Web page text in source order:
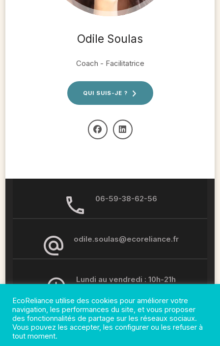
Odile Soulas
Coach - Facilitatrice
QUI SUIS-JE ?
06-59-38-62-56
odile.soulas@ecoreliance.fr
Lundi au vendredi : 10h-21h
EcoReliance utilise des cookies pour améliorer votre
navigation, les performances du site, et vous proposer
des fonctionnalités de partage sur les réseaux sociaux.
Vous pouvez les accepter, les configurer ou les refuser à
tout moment.